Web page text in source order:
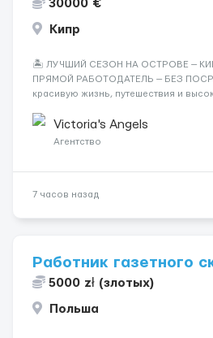
30000 €
Кипр
🏝️ ЛУЧШИЙ СЕЗОН НА ОСТРОВЕ —
ПРЯМОЙ РАБОТОДАТЕЛЬ — БЕЗ
красивую жизнь, путешествия и
Опытная команда с годами практики
клиентов (без ...
Victoria's Angels
Агентство
7 часов назад
Работник газетного
5000 zł (злотых)
Польша